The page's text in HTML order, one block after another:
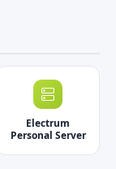
Electrum
Personal Server